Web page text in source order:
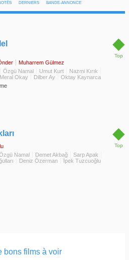
DERNIERS BANDE-ANNONCE
◆
Top
Muharrem Gülmez
Özgü Namal Umut Kurt
Nazmi Kırık
Meral Okay Dilber Ay
Oktay Kaynarca
◆
Top
Namal Demet Akbağ
Sarp Apak
Deniz Özerman
İpek Tuzcuoğlu
bons films à voir